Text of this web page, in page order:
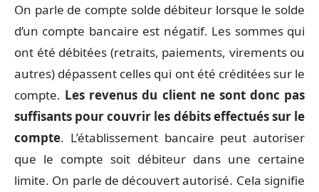
On parle de compte solde débiteur lorsque le solde
d’un compte bancaire est négatif. Les sommes qui
ont été débitées (retraits, paiements, virements ou
autres) dépassent celles qui ont été créditées sur le
compte. Les revenus du client ne sont donc pas
suffisants pour couvrir les débits effectués sur le
compte. L’établissement bancaire peut autoriser
que le compte soit débiteur dans une certaine
limite. On parle de découvert autorisé. Cela signifie